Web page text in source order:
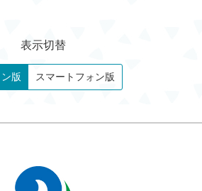
表示切替
版 スマートフォン版